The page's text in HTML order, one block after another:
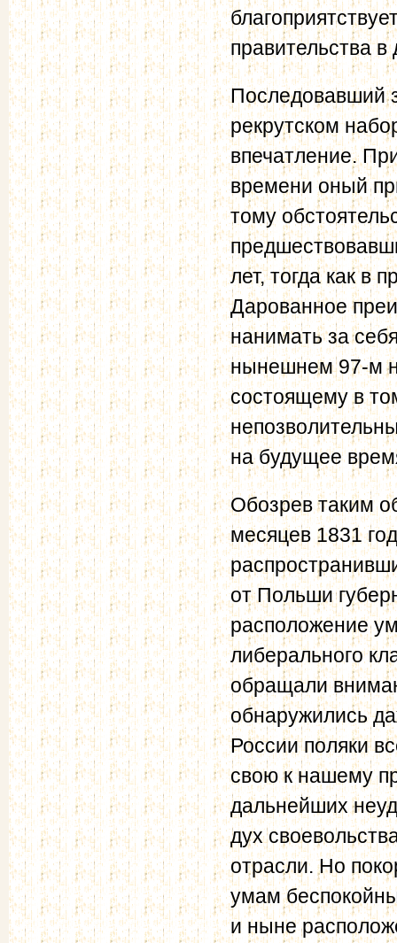
правительства
Последовавший
рекрутском
впечатление.
времени оный
тому
лет, тогда как в
Дарованное
нанимать за
нынешнем 97-м
состоящему в
на будущее
Обозрев таким
месяцев 1831
от Польши
расположение
либерального
обращали
обнаружились
России поляки
свою к нашему
дальнейших
дух
отрасли. Но
умам
и ныне